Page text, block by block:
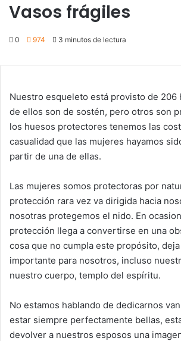
Vasos frágiles
0 974 3 minutos de lectura
Nuestro esqueleto está provisto de 206
de ellos son de sostén, pero otros son
los huesos protectores tenemos las
casualidad que las mujeres hayamos
partir de una de ellas.
Las mujeres somos protectoras por
protección rara vez va dirigida hacia
nosotras protegemos el nido. En
protección llega a convertirse en una
cosa que no cumpla este propósito,
importante para nosotros, incluso
nuestro cuerpo, templo del espíritu.
No estamos hablando de dedicarnos
estar siempre perfectamente bellas,
devolver a nuestros esposos una